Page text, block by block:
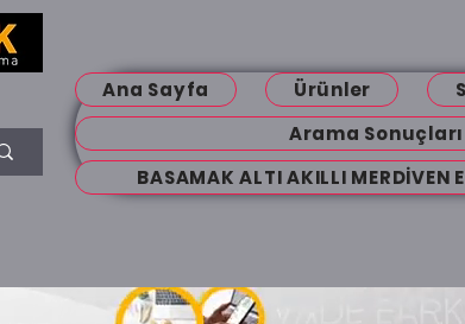
Ana Sayfa Ürünler
Arama Sonuçları
BASAMAK ALTI AKILLI MERDİVEN